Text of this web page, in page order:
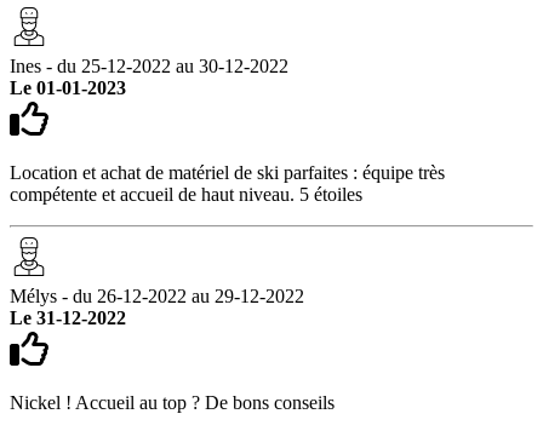
Ines - du 25-12-2022 au 30-12-2022
Le 01-01-2023
Location et achat de matériel de ski parfaites : équipe très
compétente et accueil de haut niveau. 5 étoiles
Mélys - du 26-12-2022 au 29-12-2022
Le 31-12-2022
Nickel ! Accueil au top ? De bons conseils